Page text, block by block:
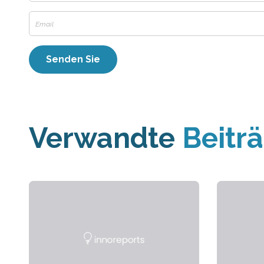
Verwandte